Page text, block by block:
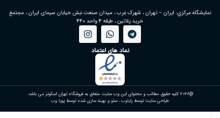
نمايشگاه مركزي: ایران – تهران ، شهرک غرب ، میدان صنعت نبش خیابان سیمای ایران ، مجتمع
خرید پلاتین ، طبقه ۴ واحد ۴۴۰
نماد های اعتماد
@2026 کلیه حقوق مطالب و محتوای این وب سایت متعلق به فروشگاه تهران اسکوتر می باشد.
طراحی سایت توسط رایاوب، سئو و بهینه سازی شده توسط پویا وب